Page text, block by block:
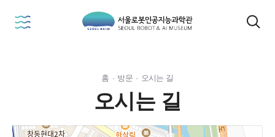
서
울
공
지
능
과
관
검
홈 · 방문 · 오시는 길
오시는 길